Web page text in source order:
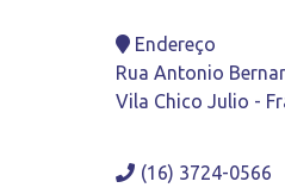
Endereço
Rua Antonio
Vila Chico Julio -
(16) 3724-0566